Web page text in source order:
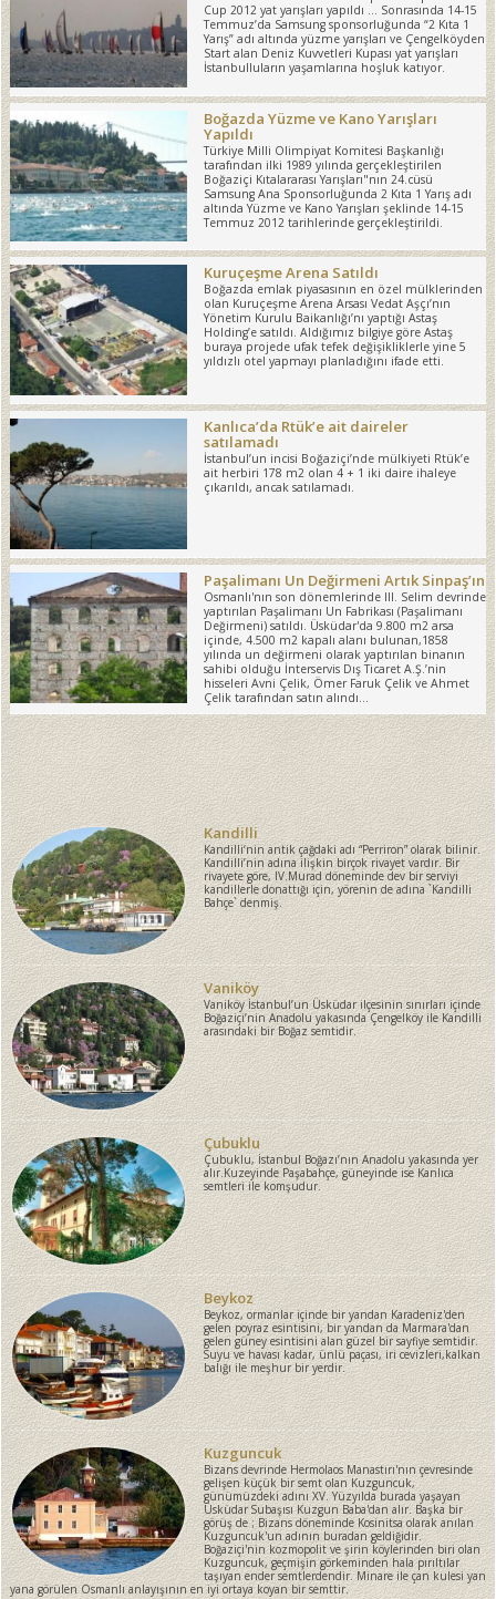
Cup 2012 yat yarışları yapıldı … Sonrasında 14-15
Temmuz’da Samsung sponsorluğunda “2 Kıta 1
Yarış” adı altında yüzme yarışları ve Çengelköyden
Start alan Deniz Kuvvetleri Kupası yat yarışları
İstanbulluların yaşamlarına hoşluk katıyor.
Boğazda Yüzme ve Kano Yarışları
Yapıldı
Türkiye Milli Olimpiyat Komitesi Başkanlığı
tarafından ilki 1989 yılında gerçekleştirilen
Boğaziçi Kıtalararası Yarışları"nın 24.cüsü
Samsung Ana Sponsorluğunda 2 Kıta 1 Yarış adı
altında Yüzme ve Kano Yarışları şeklinde 14-15
Temmuz 2012 tarihlerinde gerçekleştirildi.
Kuruçeşme Arena Satıldı
Boğazda emlak piyasasının en özel mülklerinden
olan Kuruçeşme Arena Arsası Vedat Aşçı’nın
Yönetim Kurulu Baikanlığı’nı yaptığı Astaş
Holding’e satıldı. Aldığımız bilgiye göre Astaş
buraya projede ufak tefek değişikliklerle yine 5
yıldızlı otel yapmayı planladığını ifade etti.
Kanlıca’da Rtük’e ait daireler
satılamadı
İstanbul’un incisi Boğaziçi’nde mülkiyeti Rtük’e
ait herbiri 178 m2 olan 4 + 1 iki daire ihaleye
çıkarıldı, ancak satılamadı.
Paşalimanı Un Değirmeni Artık Sinpaş’ın
Osmanlı'nın son dönemlerinde III. Selim devrinde
yaptırılan Paşalimanı Un Fabrikası (Paşalimanı
Değirmeni) satıldı. Üsküdar'da 9.800 m2 arsa
içinde, 4.500 m2 kapalı alanı bulunan,1858
yılında un değirmeni olarak yaptırılan binanın
sahibi olduğu İnterservis Dış Ticaret A.Ş.’nin
hisseleri Avni Çelik, Ömer Faruk Çelik ve Ahmet
Çelik tarafından satın alındı…
Kandilli
Kandilli‘nin antik çağdaki adı “Perriron” olarak bilinir.
Kandilli’nin adına ilişkin birçok rivayet vardır. Bir
rivayete göre, IV.Murad döneminde dev bir serviyi
kandillerle donattığı için, yörenin de adına `Kandilli
Bahçe` denmiş.
Vaniköy
Vaniköy İstanbul’un Üsküdar ilçesinin sınırları içinde
Boğaziçi’nin Anadolu yakasında Çengelköy ile Kandilli
arasındaki bir Boğaz semtidir.
Çubuklu
Çubuklu, İstanbul Boğazı’nın Anadolu yakasında yer
alır.Kuzeyinde Paşabahçe, güneyinde ise Kanlıca
semtleri ile komşudur.
Beykoz
Beykoz, ormanlar içinde bir yandan Karadeniz'den
gelen poyraz esintisini, bir yandan da Marmara'dan
gelen güney esintisini alan güzel bir sayfiye semtidir.
Suyu ve havası kadar, ünlü paçası, iri cevizleri,kalkan
balığı ile meşhur bir yerdir.
Kuzguncuk
Bizans devrinde Hermolaos Manastırı'nın çevresinde
gelişen küçük bir semt olan Kuzguncuk,
günümüzdeki adını XV. Yüzyılda burada yaşayan
Üsküdar Subaşısı Kuzgun Baba'dan alır. Başka bir
görüş de ; Bizans döneminde Kosinitsa olarak anılan
Kuzguncuk'un adının buradan geldiğidir.
Boğaziçi'nin kozmopolit ve şirin köylerinden biri olan
Kuzguncuk, geçmişin görkeminden hala pırıltılar
taşıyan ender semtlerdendir. Minare ile çan kulesi yan
yana görülen Osmanlı anlayışının en iyi ortaya koyan bir semttir.